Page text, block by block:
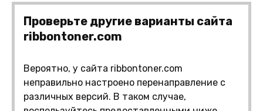
Проверьте другие варианты сайта
ribbontoner.com
Вероятно, у сайта ribbontoner.com
неправильно настроено перенаправление с
различных версий. В таком случае,